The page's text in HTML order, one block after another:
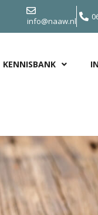
info@naaw.nl
KENNISBANK